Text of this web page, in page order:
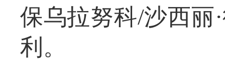
保乌拉努科/沙西丽
利。